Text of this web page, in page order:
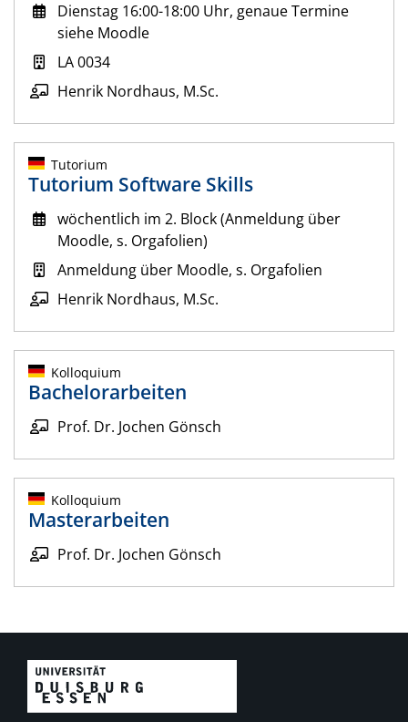
Dienstag 16:00-18:00 Uhr, genaue Termine
siehe Moodle
LA 0034
Henrik Nordhaus, M.Sc.
Tutorium
Tutorium Software Skills
wöchentlich im 2. Block (Anmeldung über
Moodle, s. Orgafolien)
Anmeldung über Moodle, s. Orgafolien
Henrik Nordhaus, M.Sc.
Kolloquium
Bachelorarbeiten
Prof. Dr. Jochen Gönsch
Kolloquium
Masterarbeiten
Prof. Dr. Jochen Gönsch